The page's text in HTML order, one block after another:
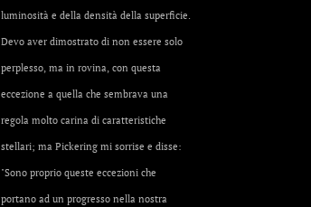
luminosità e della densità della superficie.
Devo aver dimostrato di non essere solo
perplesso, ma in rovina, con questa
eccezione a quella che sembrava una
regola molto carina di caratteristiche
stellari; ma Pickering mi sorrise e disse:
"Sono proprio queste eccezioni che
portano ad un progresso nella nostra